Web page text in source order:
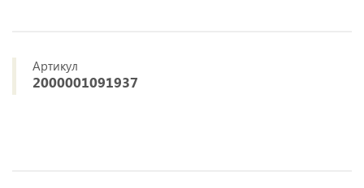
Артикул
2000001091937